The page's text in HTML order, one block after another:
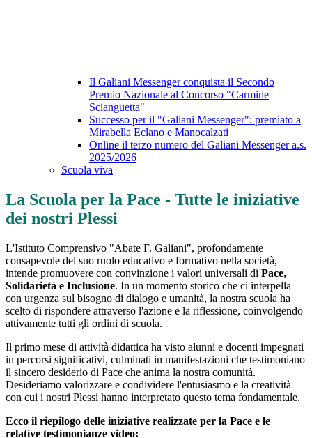
Il Galiani Messenger conquista il Secondo
Premio Nazionale al Concorso "Carmine
Scianguetta"
Successo per il "Galiani Messenger": premiato a
Mirabella Eclano e Manocalzati
Online il terzo numero del Galiani Messenger a.s.
2025/2026
Scuola viva
La Scuola per la Pace - Tutte le iniziative
dei nostri Plessi
L'Istituto Comprensivo "Abate F. Galiani", profondamente
consapevole del suo ruolo educativo e formativo nella società,
intende promuovere con convinzione i valori universali di Pace,
Solidarietà e Inclusione. In un momento storico che ci interpella
con urgenza sul bisogno di dialogo e umanità, la nostra scuola ha
scelto di rispondere attraverso l'azione e la riflessione, coinvolgendo
attivamente tutti gli ordini di scuola.
Il primo mese di attività didattica ha visto alunni e docenti impegnati
in percorsi significativi, culminati in manifestazioni che testimoniano
il sincero desiderio di Pace che anima la nostra comunità.
Desideriamo valorizzare e condividere l'entusiasmo e la creatività
con cui i nostri Plessi hanno interpretato questo tema fondamentale.
Ecco il riepilogo delle iniziative realizzate per la Pace e le
relative testimonianze video: